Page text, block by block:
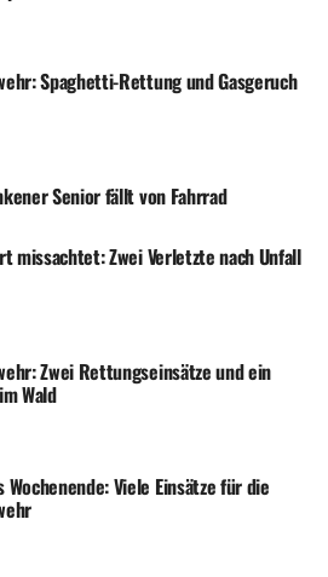
Köhlerwaldstraße
Spaghetti-Rettung und Gasgeruch
Senior fällt von Fahrrad
missachtet: Zwei Verletzte nach Unfall
Zwei Rettungseinsätze und ein
Wald
Wochenende: Viele Einsätze für die